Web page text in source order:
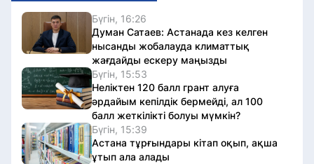
Бүгін, 16:26
Думан Сатаев: Астанада кез келген
нысанды жобалауда климаттық
жағдайды ескеру маңызды
Бүгін, 15:53
Неліктен 120 балл грант алуға
әрдайым кепілдік бермейді, ал 100
балл жеткілікті болуы мүмкін?
Бүгін, 15:39
Астана тұрғындары кітап оқып, ақша
ұтып ала алады